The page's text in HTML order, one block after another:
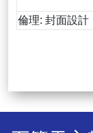
倫理: 封面設計